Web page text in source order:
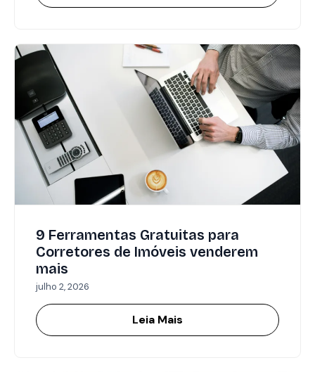
9 Ferramentas Gratuitas para
Corretores de Imóveis venderem
mais
julho 2, 2026
Leia Mais